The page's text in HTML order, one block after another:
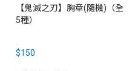
【鬼滅之刃】胸章(隨機)（全
5種）
$150